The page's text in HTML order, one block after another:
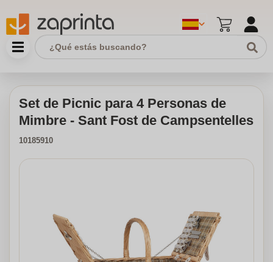
Set de Picnic para 4 Personas de
Mimbre - Sant Fost de Campsentelles
10185910